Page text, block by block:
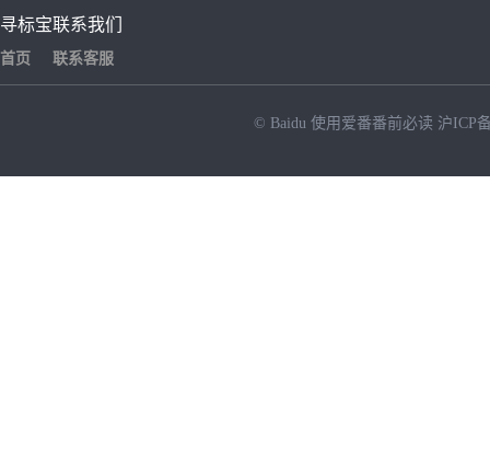
寻标宝
首页
联系我们
联系客服
© Baidu 使用爱番番前必读 沪ICP